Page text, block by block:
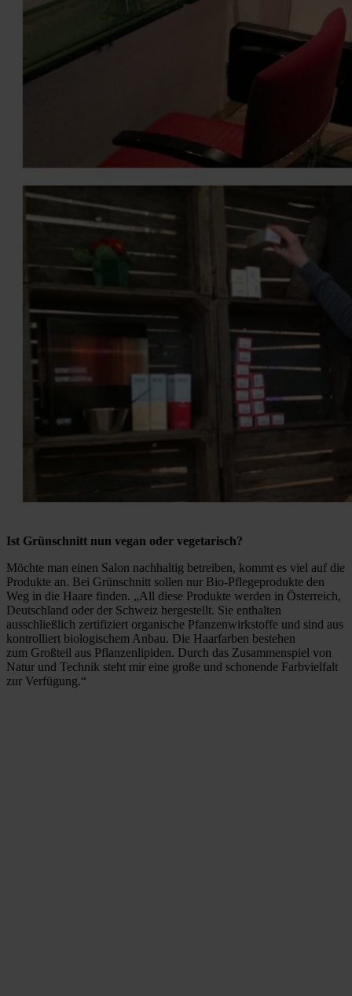
Ist Grünschnitt nun vegan oder vegetarisch?
Möchte man einen Salon nachhaltig betreiben, kommt es viel auf die
Produkte an. Bei Grünschnitt sollen nur Bio-Pflegeprodukte den
Weg in die Haare finden. „All diese Produkte werden in Österreich,
Deutschland oder der Schweiz hergestellt. Sie enthalten
ausschließlich zertifiziert organische Pfanzenwirkstoffe und sind aus
kontrolliert biologischem Anbau. Die Haarfarben bestehen
zum Großteil aus Pflanzenlipiden. Durch das Zusammenspiel von
Natur und Technik steht mir eine große und schonende Farbvielfalt
zur Verfügung.“